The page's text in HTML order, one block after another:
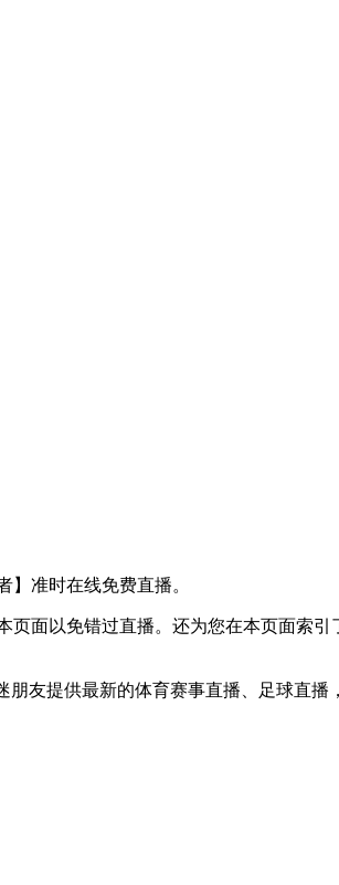
】准时在线免费直播。
面以免错过直播。还为您在本页面索
友提供最新的体育赛事直播、足球直播